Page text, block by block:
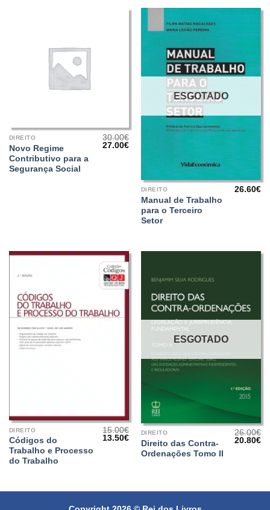
DIREITO
Novo Regime
Contributivo para a
Segurança Social
30.00€
O
27.00€O
ESGOTADO
DIREITO
Manual de Trabalho
para o Terceiro
Setor
26.60€
DIREITO
Códigos do
Trabalho e Processo
do Trabalho
15.00€
O
13.50€O
preço
atual
ESGOTADO
DIREITO
Direito das Contra-
Ordenações Tomo II
26.00€
O
20.80€O